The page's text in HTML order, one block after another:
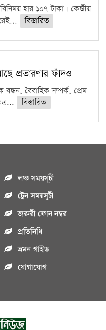
হার ১০৭ টাকা। কেন্দ্রীয়
বিস্তারিত
প্রতারণার ফাঁদও
বন্ধন, বৈবাহিক সম্পর্ক, প্রেম
বিস্তারিত
লঞ্চ সময়সূচী
ট্রেন সময়সূচী
জরুরী ফোন নম্বর
প্রতিনিধি
ভ্রমন গাইড
যোগাযোগ